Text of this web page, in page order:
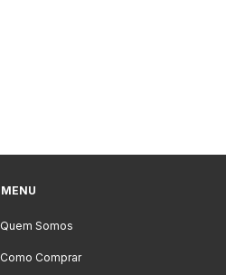
MENU
Quem Somos
Como Comprar